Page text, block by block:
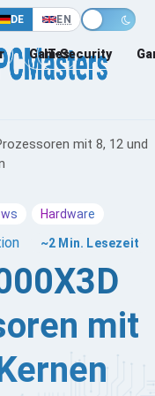
DE EN
Games
IT-Security
mit 8, 12 und
Hardware
~2 Min. Lesezeit
mit